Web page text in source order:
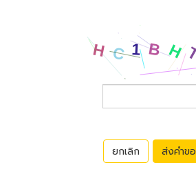
ยกเลิก ส่งคำขอ